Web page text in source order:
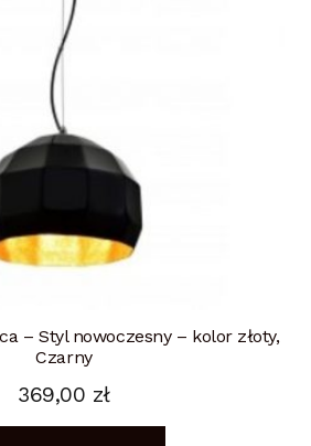
– Styl nowoczesny – kolor złoty,
Czarny
369,00 zł